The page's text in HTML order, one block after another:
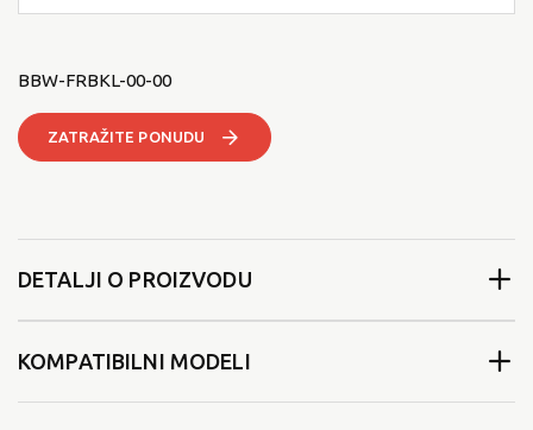
BBW-FRBKL-00-00
ZATRAŽITE PONUDU
DETALJI O PROIZVODU
KOMPATIBILNI MODELI